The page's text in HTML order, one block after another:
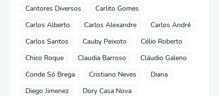
Cantores Diversos
Carlito Gomes
Carlos Alberto
Carlos Alexandre
Carlos André
Carlos Santos
Cauby Peixoto
Célio Roberto
Chico Roque
Claudia Barroso
Cláudio Galeno
Conde Só Brega
Cristiano Neves
Diana
Diego Jimenez
Dory Casa Nova